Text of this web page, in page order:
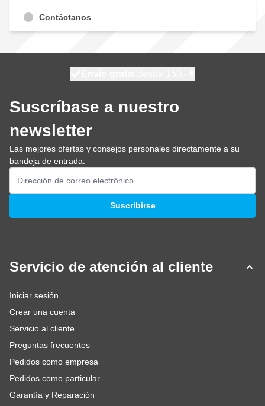
Contáctanos
Suscríbase a nuestro
newsletter
Las mejores ofertas y consejos personales directamente a su
bandeja de entrada.
Dirección de email
Suscribirse
Servicio de atención al cliente
Iniciar sesión
Crear una cuenta
Servicio al cliente
Preguntas frecuentes
Pedidos como empresa
Pedidos como particular
Garantía y Reparación